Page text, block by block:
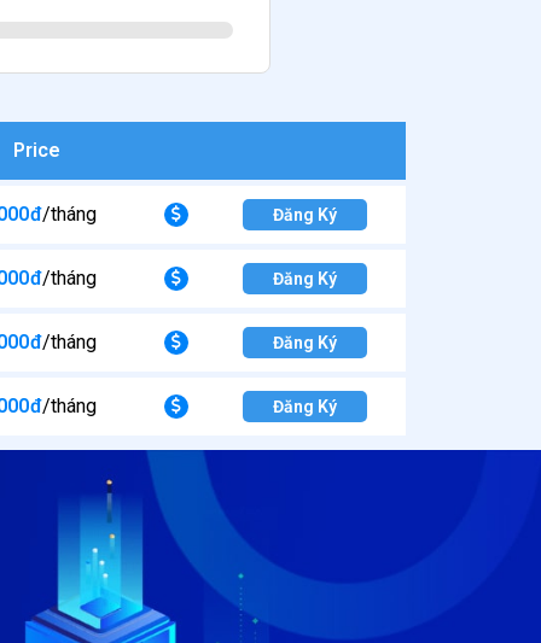
Price
đ/tháng Đăng Ký
đ/tháng Đăng Ký
đ/tháng Đăng Ký
đ/tháng Đăng Ký